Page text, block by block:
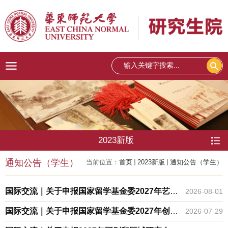
2023新版
当前位置： 首页 2023新版 通知公告（学生）
通知公告（学生）
国际交流｜关于申报国家留学基金委2027年艺术
类人才培养特别项目（项目制）的通知
2026-08-01
国际交流｜关于申报国家留学基金委2027年创新 2026-07-29